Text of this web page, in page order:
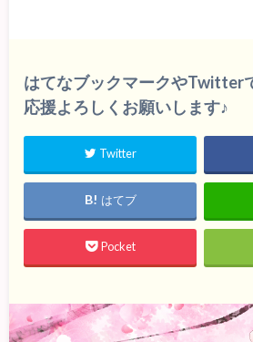
はてなブックマークやTwitter
応援よろしくお願いします♪
Twitter
はてブ
Pocket